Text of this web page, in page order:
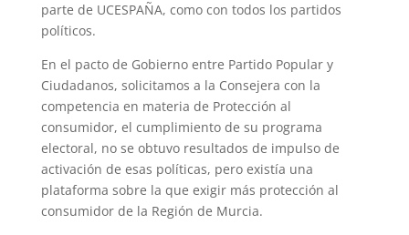
parte de UCESPAÑA, como con todos los partidos
políticos.
En el pacto de Gobierno entre Partido Popular y
Ciudadanos, solicitamos a la Consejera con la
competencia en materia de Protección al
consumidor, el cumplimiento de su programa
electoral, no se obtuvo resultados de impulso de
activación de esas políticas, pero existía una
plataforma sobre la que exigir más protección al
consumidor de la Región de Murcia.